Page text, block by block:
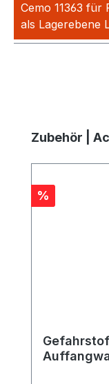
Cemo 11363
als Lagerebene
Zubehör |
Rabatt
%
Gefahrstoffregal